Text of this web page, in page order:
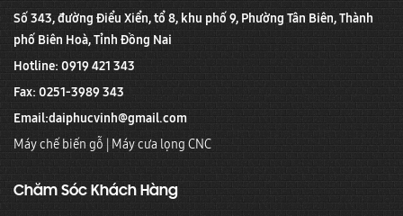
Số 343, đường Điểu Xiển, tổ 8, khu phố 9, Phường Tân Biên, Thành
phố Biên Hoà, Tỉnh Đồng Nai
Hotline: 0919 421 343
Fax: 0251-3989 343
Email:daiphucvinh@gmail.com
Máy chế biến gỗ | Máy cưa lọng CNC
Chăm Sóc Khách Hàng